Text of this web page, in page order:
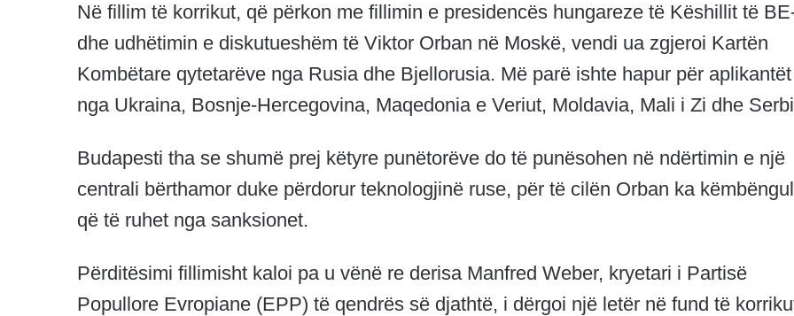
Në fillim të korrikut, që përkon me fillimin e presidencës hungareze të Këshillit të
dhe udhëtimin e diskutueshëm të Viktor Orban në Moskë, vendi ua zgjeroi Kartën
Kombëtare qytetarëve nga Rusia dhe Bjellorusia. Më parë ishte hapur për aplikantët
nga Ukraina, Bosnje-Hercegovina, Maqedonia e Veriut, Moldavia, Mali i Zi dhe
Budapesti tha se shumë prej këtyre punëtorëve do të punësohen në ndërtimin e një
centrali bërthamor duke përdorur teknologjinë ruse, për të cilën Orban ka
që të ruhet nga sanksionet.
Përditësimi fillimisht kaloi pa u vënë re derisa Manfred Weber, kryetari i Partisë
Popullore Evropiane (EPP) të qendrës së djathtë, i dërgoi një letër në fund të